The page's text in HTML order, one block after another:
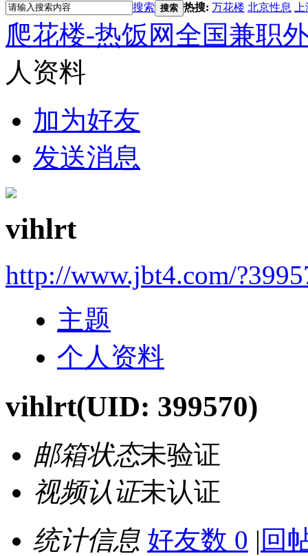
搜索 搜索 热搜: 万花楼 北京性息
爬花楼-热饭网全国兼职
人资料
加为好友
发送消息
vihlrt
http://www.jbt4.com/
主题
个人资料
vihlrt(UID: 399570)
邮箱状态未验证
视频认证未认证
统计信息 好友数 0 | 回